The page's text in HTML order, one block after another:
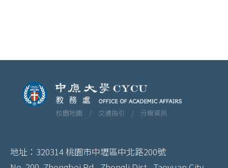
校園地圖 / 交通指引 / 分機資訊
地址：320314 桃園市中壢區中北路200號